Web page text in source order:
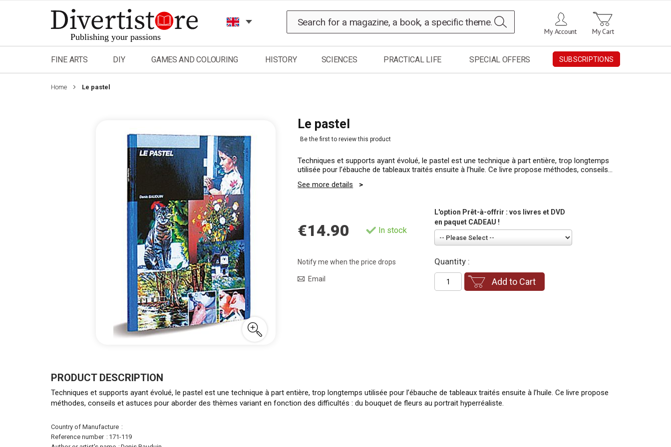
to
Content
My Cart
My Account
FINE ARTS DIY GAMES AND COLOURING HISTORY SCIENCES PRACTICAL LIFE SPECIAL OFFERS SUBSCRIPTIONS
Home Le pastel
the
of
the
gallery
Le pastel
Be the first to review this product
Techniques et supports ayant évolué, le pastel est une technique à part entière, trop longtemps
utilisée pour l’ébauche de tableaux traités ensuite à l’huile. Ce livre propose méthodes, conseils…
See more details
€14.90 In stock
L'option Prêt-à-offrir : vos livres et DVD
en paquet CADEAU !
Quantity :
Add to Cart
Notify me when the price drops
Email
PRODUCT DESCRIPTION
Techniques et supports ayant évolué, le pastel est une technique à part entière, trop longtemps utilisée pour l’ébauche de tableaux traités ensuite à l’huile. Ce livre propose
méthodes, conseils et astuces pour aborder des thèmes variant en fonction des difficultés : du bouquet de fleurs au portrait hyperréaliste.
More
Information
Country of Manufacture
Reference number
171-119